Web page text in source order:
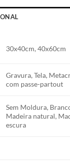
30x40cm, 40x60cm
Gravura, Tela,
com passe-partout
Sem Moldura,
Madeira natural,
escura